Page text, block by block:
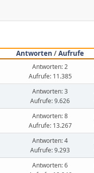
Antworten /Aufrufe
Antworten: 2
Aufrufe: 11.385
Antworten: 3
Aufrufe: 9.626
Antworten: 8
Aufrufe: 13.267
Antworten: 4
Aufrufe: 9.293
Antworten: 6